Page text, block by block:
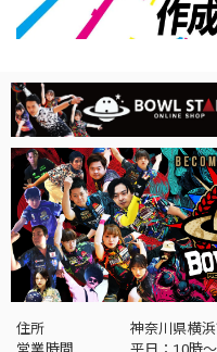
住所
神奈川県横